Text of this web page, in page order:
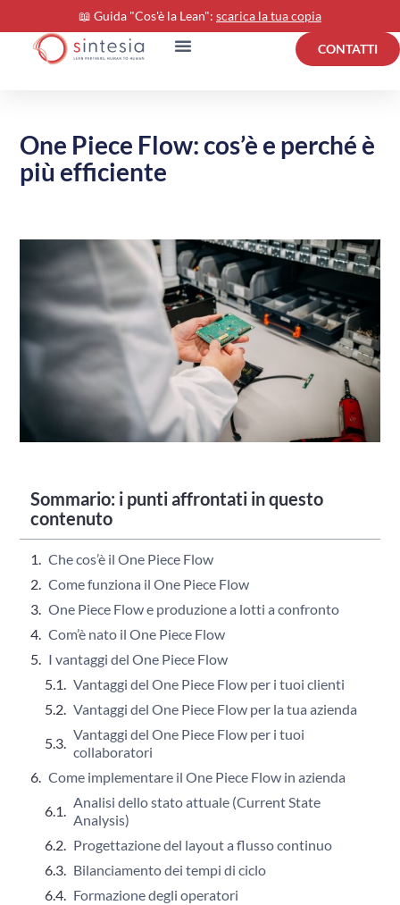
📖 Guida "Cos'è la Lean": scarica la tua copia
CONTATTI
One Piece Flow: cos’è e perché è
più efficiente
Sommario: i punti affrontati in questo
contenuto
Che cos’è il One Piece Flow
Come funziona il One Piece Flow
One Piece Flow e produzione a lotti a confronto
Com’è nato il One Piece Flow
I vantaggi del One Piece Flow
Vantaggi del One Piece Flow per i tuoi clienti
Vantaggi del One Piece Flow per la tua azienda
Vantaggi del One Piece Flow per i tuoi
collaboratori
Come implementare il One Piece Flow in azienda
Analisi dello stato attuale (Current State
Analysis)
Progettazione del layout a flusso continuo
Bilanciamento dei tempi di ciclo
Formazione degli operatori